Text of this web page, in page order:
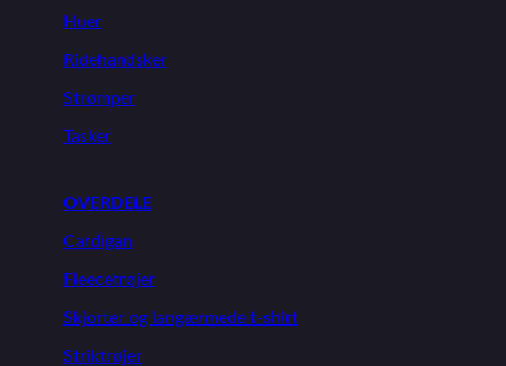
Huer
Ridehandsker
Strømper
Tasker
OVERDELE
Cardigan
Fleecetrøjer
Skjorter og langærmede t-shirt
Striktrøjer